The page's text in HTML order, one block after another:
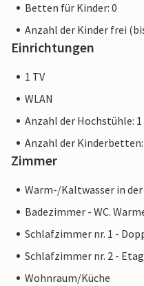
Betten für Kinder: 0
Anzahl der Kinder frei
Einrichtungen
1 TV
WLAN
Anzahl der Hochstühle: 1
Anzahl der Kinderbetten:
Zimmer
Warm-/Kaltwasser in der
Badezimmer - WC.
Schlafzimmer nr. 1 -
Schlafzimmer nr. 2 -
Wohnraum/Küche